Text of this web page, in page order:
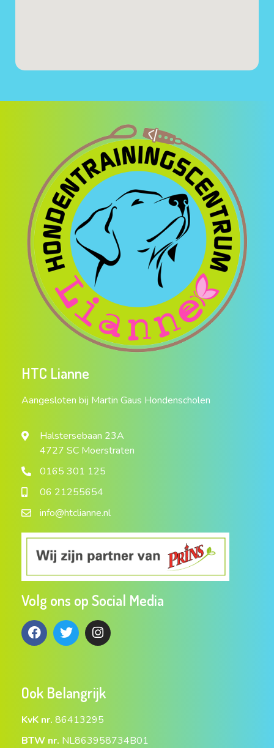
HTC Lianne
Aangesloten bij Martin Gaus Hondenscholen
Halstersebaan 23A
4727 SC Moerstraten
0165 301 125
06 21255654
info@htclianne.nl
Volg ons op Social Media
Ook Belangrijk
KvK nr. 86413295
BTW nr. NL863958734B01